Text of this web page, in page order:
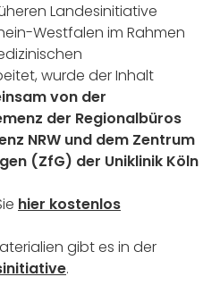
Landesinitiative
Westfalen im Rahmen
wurde der Inhalt
von der
der Regionalbüros
NRW und dem Zentrum
(ZfG) der Uniklinik Köln
hier kostenlos
gibt es in der
.